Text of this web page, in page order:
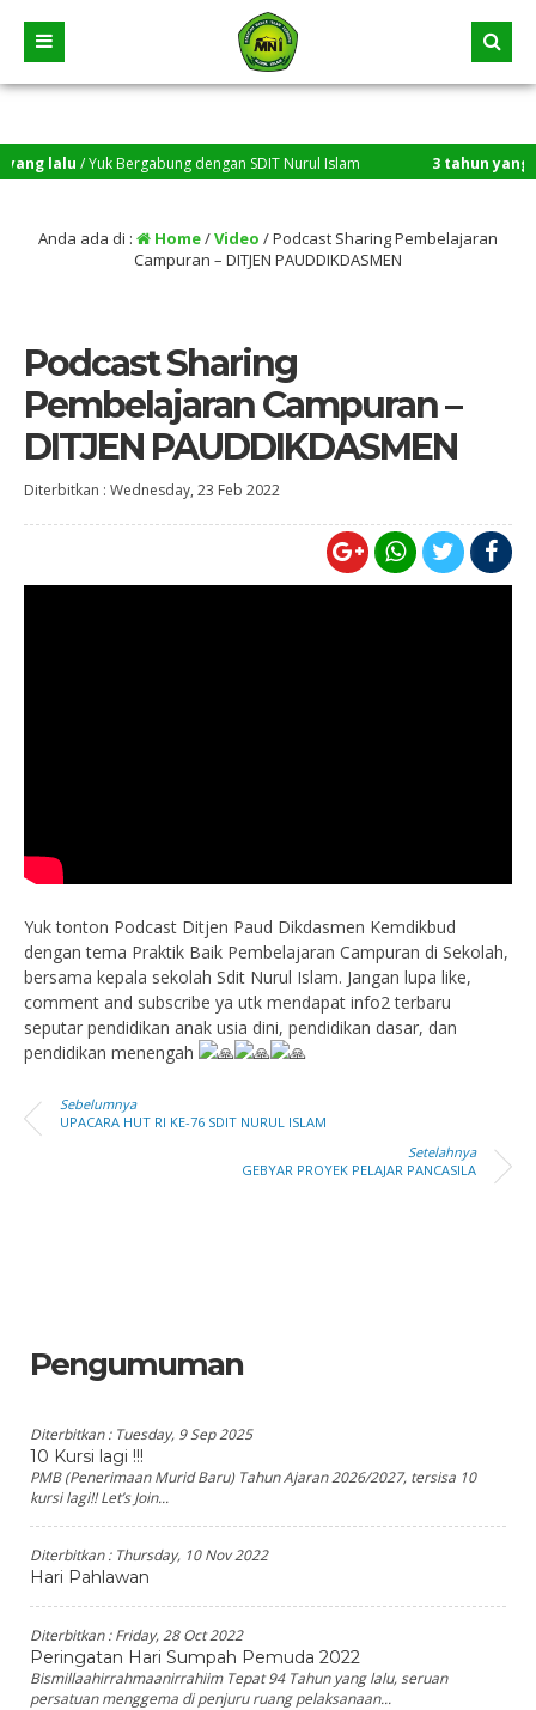
lalu/ Yuk Bergabung dengan SDIT Nurul Islam 3 tahun yang
Anda ada di : Home/Video /Podcast Sharing Pembelajaran
Campuran – DITJEN PAUDDIKDASMEN
Podcast Sharing
Pembelajaran Campuran –
DITJEN PAUDDIKDASMEN
Diterbitkan : Wednesday, 23 Feb 2022
Yuk tonton Podcast Ditjen Paud Dikdasmen Kemdikbud
dengan tema Praktik Baik Pembelajaran Campuran di Sekolah,
bersama kepala sekolah Sdit Nurul Islam. Jangan lupa like,
comment and subscribe ya utk mendapat info2 terbaru
seputar pendidikan anak usia dini, pendidikan dasar, dan
pendidikan menengah
Sebelumnya
UPACARA HUT RI KE-76 SDIT NURUL ISLAM
Setelahnya
GEBYAR PROYEK PELAJAR PANCASILA
Pengumuman
Diterbitkan : Tuesday, 9 Sep 2025
10 Kursi lagi !!!
PMB (Penerimaan Murid Baru) Tahun Ajaran 2026/2027, tersisa 10
kursi lagi!! Let’s Join...
Diterbitkan : Thursday, 10 Nov 2022
Hari Pahlawan
Diterbitkan :Friday, 28 Oct 2022
Peringatan Hari Sumpah Pemuda 2022
Bismillaahirrahmaanirrahiim Tepat 94 Tahun yang lalu, seruan
persatuan menggema di penjuru ruang pelaksanaan...